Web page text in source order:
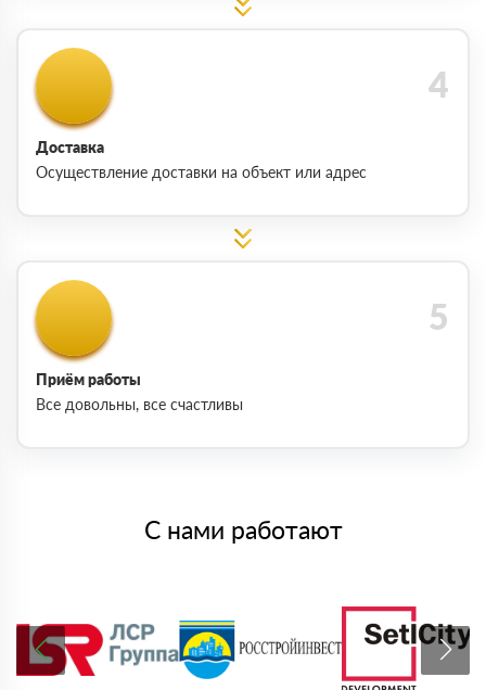
Доставка
Осуществление доставки на объект или адрес
Приём работы
Все довольны, все счастливы
С нами работают